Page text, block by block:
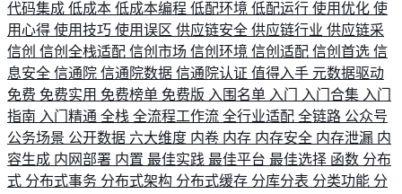
代码集成 低成本 低成本编程 低配环境 低配运行 使用优化 使
用心得 使用技巧 使用误区 供应链安全 供应链行业 供应链采
信创 信创全栈适配 信创市场 信创环境 信创适配 信创首选 信
息安全 信通院 信通院数据 信通院认证 值得入手 元数据驱动
免费 免费实用 免费榜单 免费版 入围名单 入门 入门合集 入门
指南 入门精通 全栈 全流程工作流 全行业适配 全链路 公众号
公务场景 公开数据 六大维度 内卷 内存 内存安全 内存泄漏 内
容生成 内网部署 内置 最佳实践 最佳平台 最佳选择 函数 分布
式 分布式事务 分布式架构 分布式缓存 分库分表 分类功能 分